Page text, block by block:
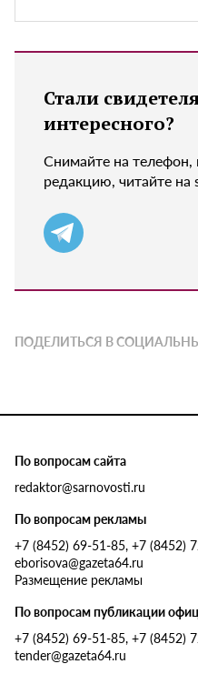
Стали
интересного?
Снимайте на телефон,
редакцию, читайте на
ПОДЕЛИТЬСЯ В
По вопросам сайта
redaktor@sarnovosti.ru
По вопросам рекламы
+7 (8452) 69-51-85, +7 (8452)
eborisova@gazeta64.ru
Размещение рекламы
По вопросам публикации
+7 (8452) 69-51-85, +7 (8452)
tender@gazeta64.ru